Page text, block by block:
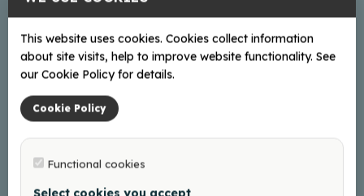
Braukt
Kontaktai
skilbeni@balvi.lv
+37126470877; 64521243
This website uses cookies. Cookies collect information
about site visits, help to improve website functionality. See
our Cookie Policy for details.
Cookie Policy
Functional cookies
Select cookies you accept